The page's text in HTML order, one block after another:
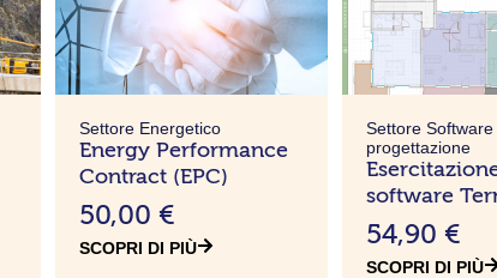
Settore Energetico
Energy Performance
Contract (EPC)
50,00 €
SCOPRI DI PIÙ
Settore Software
progettazione
software
54,90 €
SCOPRI DI PIÙ